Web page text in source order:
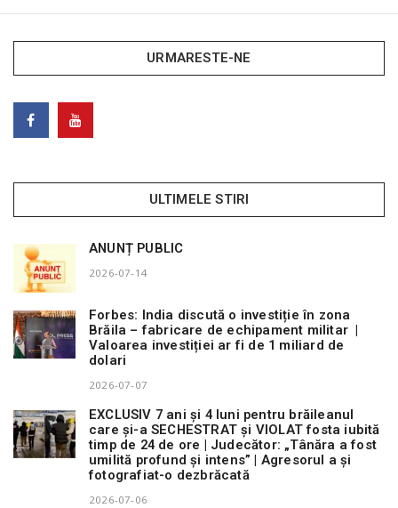
URMARESTE-NE
ULTIMELE STIRI
ANUNȚ PUBLIC
2026-07-14
Forbes: India discută o investiție în zona
Brăila – fabricare de echipament militar |
Valoarea investiției ar fi de 1 miliard de
dolari
2026-07-07
EXCLUSIV 7 ani și 4 luni pentru brăileanul
care și-a SECHESTRAT și VIOLAT fosta iubită
timp de 24 de ore | Judecător: „Tânăra a fost
umilită profund și intens” | Agresorul a și
fotografiat-o dezbrăcată
2026-07-06